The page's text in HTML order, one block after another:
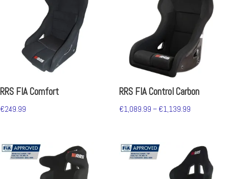
RRS FIA Comfort
€249.99
RRS FIA Control Carbon
€1,089.99 – €1,139.99